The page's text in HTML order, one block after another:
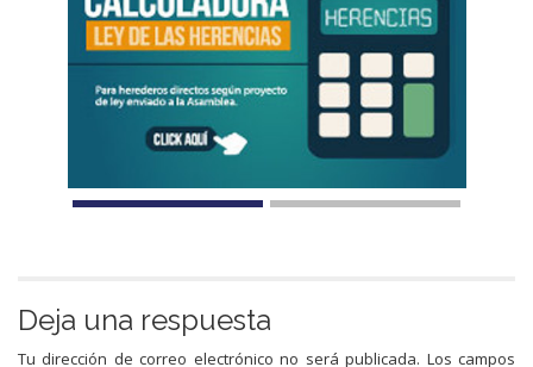
Deja una respuesta
Tu dirección de correo electrónico no será publicada. Los campos